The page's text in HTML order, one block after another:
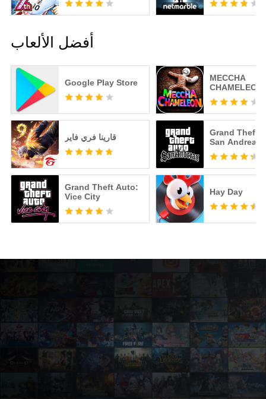
أفضل الألعاب
Google Play Store
قارينا فري فاير
Grand Theft Auto:
Vice City
MECCHA
CHAMELEON
Grand Theft
San Andreas
Hay Day